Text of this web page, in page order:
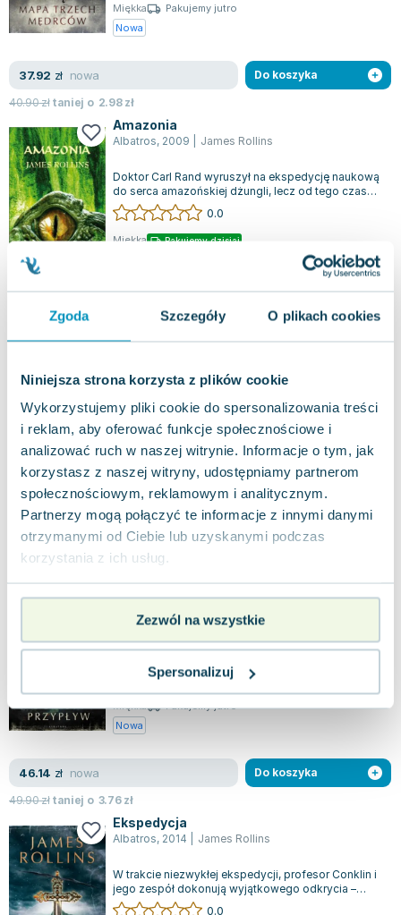
Zgoda Szczegóły O plikach cookies
Niniejsza strona korzysta z plików cookie
Wykorzystujemy pliki cookie do spersonalizowania treści
i reklam, aby oferować funkcje społecznościowe i
analizować ruch w naszej witrynie. Informacje o tym, jak
korzystasz z naszej witryny, udostępniamy partnerom
społecznościowym, reklamowym i analitycznym.
Partnerzy mogą połączyć te informacje z innymi danymi
otrzymanymi od Ciebie lub uzyskanymi podczas
korzystania z ich usług.
Zezwól na wszystkie
Spersonalizuj
Miękka
Pakujemy jutro
Nowa
37.92 zł nowa
40.90złtaniej o 2.98zł
Do koszyka
Amazonia
Albatros, 2009 James Rollins
Doktor Carl Rand wyruszył na ekspedycję naukową
do serca amazońskiej dżungli, lecz od tego czasu
wszelki kontakt z nim się urwał....
0.0
Miękka Pakujemy dzisiaj
12.90zł widoczne ślady używania Do koszyka
Albatros 2021 James Rollins
Przez wieki położone u wybrzeży Azji Mniejszej
miasto Troja, którego legendarny upadek opisany
jest w „Iliadzie” Homera, uważane b...
5.0
Miękka
Pakujemy jutro
Nowa
38.75zł nowa
taniej o
Do koszyka
Z głębin oceanów nadciąga zagrożenie, którego
Titan", międzynarodowa stacja badawcz...
0.0
Miękka
Pakujemy jutro
Nowa
46.14 zł nowa
49.90złtaniej o 3.76zł
Do koszyka
Ekspedycja
Albatros, 2014 James Rollins
W trakcie niezwykłej ekspedycji, profesor Conklin i
jego zespół dokonują wyjątkowego odkrycia –
odnajdują XVI-wieczną mumię skrywa...
0.0